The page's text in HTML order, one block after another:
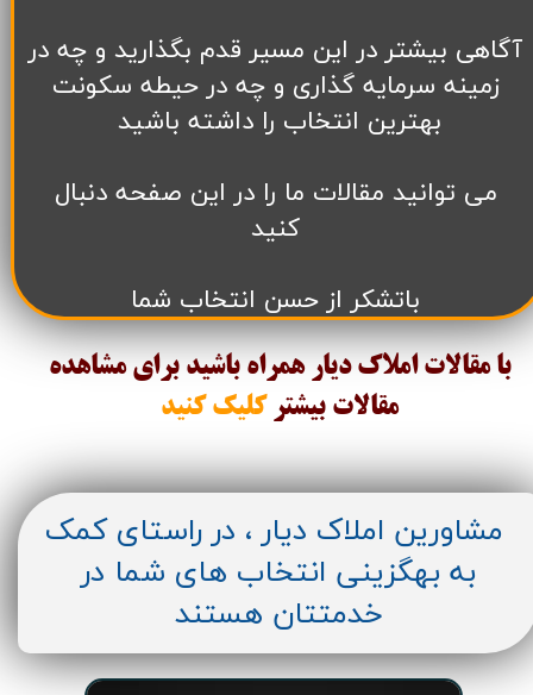
آگاهی بیشتر در این مسیر قدم بگذارید و چه در
زمینه سرمایه گذاری و چه در حیطه سکونت
بهترین انتخاب را داشته باشید
می توانید مقالات ما را در این صفحه دنبال
کنید
باتشکر از حسن انتخاب شما
با مقالات املاک دیار همراه باشید برای مشاهده
مقالات بیشتر کلیک کنید
مشاورین املاک دیار ، در راستای کمک
به بهگزینی انتخاب های شما در
خدمتتان هستند